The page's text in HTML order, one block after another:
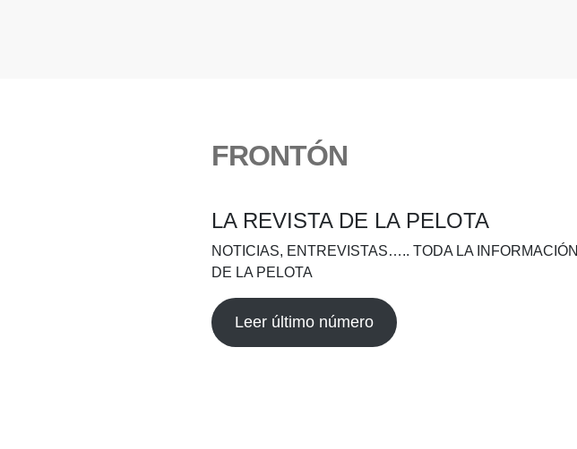
FRONTÓN
LA REVISTA DE LA PELOTA
NOTICIAS, ENTREVISTAS….. TODA LA INFORMACIÓN
DE LA PELOTA
Leer último número